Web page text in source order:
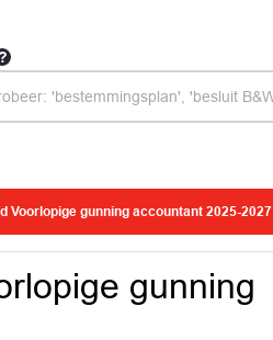
Voorlopige gunning accountant 2025-2027
gunning